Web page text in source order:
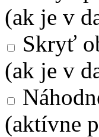
(ak je v
Skryť
(ak je v
(aktívne